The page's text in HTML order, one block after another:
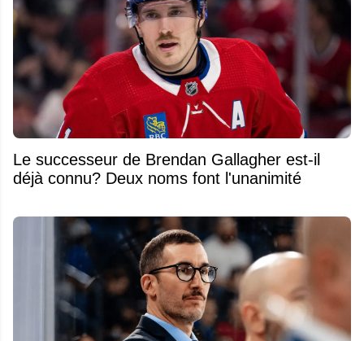
Le successeur de Brendan Gallagher est-il
déjà connu? Deux noms font l'unanimité